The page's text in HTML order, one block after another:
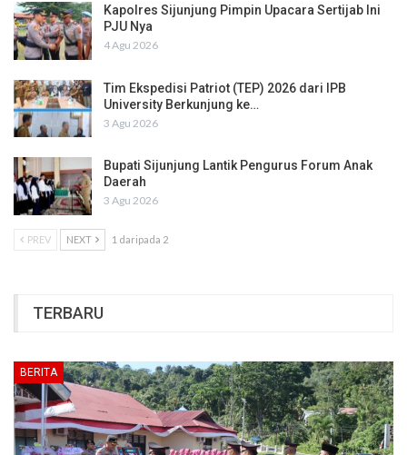
Kapolres Sijunjung Pimpin Upacara Sertijab Ini
PJU Nya
4 Agu 2026
Tim Ekspedisi Patriot (TEP) 2026 dari IPB
University Berkunjung ke…
3 Agu 2026
Bupati Sijunjung Lantik Pengurus Forum Anak
Daerah
3 Agu 2026
PREV NEXT 1 daripada 2
TERBARU
BERITA